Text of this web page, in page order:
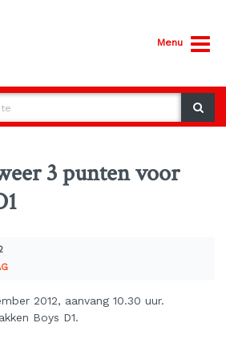
Menu
3 punten voor
2012, aanvang 10.30 uur.
Boys D1.